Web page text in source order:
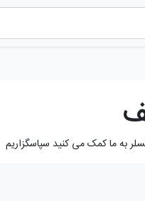
به ما کمک می کنید سپاسگزاریم